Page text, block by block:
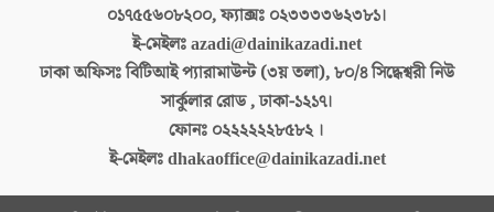
০১৭৫৫৬০৮২০০, ফ্যাক্সঃ ০২৩৩৩৩৬২৩৮১।
ই-মেইলঃazadi@dainikazadi.net
ঢাকা অফিসঃবিটিআই প্যারামাউন্ট (৩য় তলা), ৮০/৪ সিদ্ধেশ্বরী নিউ
সার্কুলার রোড , ঢাকা-১২১৭।
ফোনঃ ০২২২২২২৮৫৮২ ।
ই-মেইলঃdhakaoffice@dainikazadi.net